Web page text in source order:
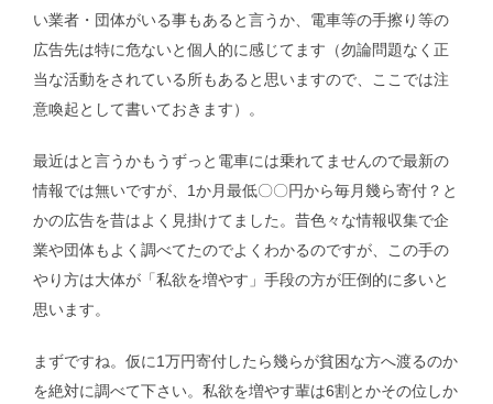
い業者・団体がいる事もあると言うか、電車等の手擦り等の
広告先は特に危ないと個人的に感じてます（勿論問題なく正
当な活動をされている所もあると思いますので、ここでは注
意喚起として書いておきます）。
最近はと言うかもうずっと電車には乗れてませんので最新の
情報では無いですが、1か月最低〇〇円から毎月幾ら寄付？と
かの広告を昔はよく見掛けてました。昔色々な情報収集で企
業や団体もよく調べてたのでよくわかるのですが、この手の
やり方は大体が「私欲を増やす」手段の方が圧倒的に多いと
思います。
まずですね。仮に1万円寄付したら幾らが貧困な方へ渡るのか
を絶対に調べて下さい。私欲を増やす輩は6割とかその位しか